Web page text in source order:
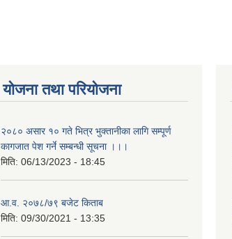
योजना तथा परियोजना
२०८० असार १० गते भित्र भुक्तानीका लागि सम्पूर्ण
कागजात पेश गर्ने सम्बन्धी सूचना ।।।
मिति: 06/13/2023 - 18:45
आ.व. २०७८/७९ बजेट किताब
मिति: 09/30/2021 - 13:35